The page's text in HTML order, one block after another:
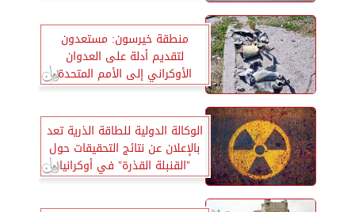
منطقة خيرسون: مستعدون
لتقديم أدلة على العدوان
الأوكراني إلى الأمم المتحدة
الوكالة الدولية للطاقة الذرية تعد
بالإعلان عن نتائج التحقيقات حول
”القنبلة القذرة” في أوكرانيا